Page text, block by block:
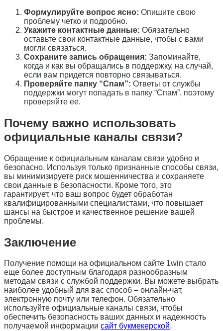
Формулируйте вопрос ясно: Опишите свою
проблему четко и подробно.
Укажите контактные данные: Обязательно
оставьте свои контактные данные, чтобы с вами
могли связаться.
Сохраните запись обращения: Запоминайте,
когда и как вы обращались в поддержку, на случай,
если вам придется повторно связываться.
Проверяйте папку “Спам”: Ответы от службы
поддержки могут попадать в папку “Спам”, поэтому
проверяйте ее.
Почему важно использовать
официальные каналы связи?
Обращение к официальным каналам связи удобно и
безопасно. Используя только признанные способы связи,
вы минимизируете риск мошенничества и сохраняете
свои данные в безопасности. Кроме того, это
гарантирует, что ваш вопрос будет обработан
квалифицированными специалистами, что повышает
шансы на быстрое и качественное решение вашей
проблемы.
Заключение
Получение помощи на официальном сайте 1win стало
еще более доступным благодаря разнообразным
методам связи с службой поддержки. Вы можете выбрать
наиболее удобный для вас способ – онлайн-чат,
электронную почту или телефон. Обязательно
используйте официальные каналы связи, чтобы
обеспечить безопасность ваших данных и надежность
получаемой информации сайт букмекерской.